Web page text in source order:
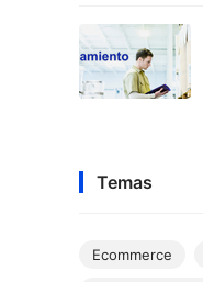
Temas
Ecommerce